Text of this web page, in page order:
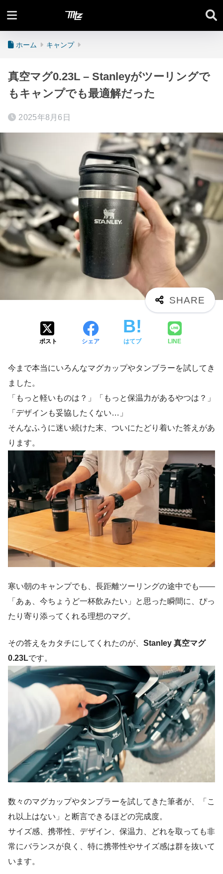
ホーム キャンプ
真空マグ0.23L – Stanleyがツーリングで
もキャンプでも最適解だった
2025年8月6日
ポスト シェア はてブ LINE
今まで本当にいろんなマグカップやタンブラーを試してき
ました。
「もっと軽いものは？」「もっと保温力があるやつは？」
「デザインも妥協したくない…」
そんなふうに迷い続けた末、ついにたどり着いた答えがあ
ります。
寒い朝のキャンプでも、長距離ツーリングの途中でも——
「あぁ、今ちょうど一杯飲みたい」と思った瞬間に、ぴっ
たり寄り添ってくれる理想のマグ。
その答えをカタチにしてくれたのが、 Stanley 真空マグ
0.23Lです。
数々のマグカップやタンブラーを試してきた筆者が、「こ
れ以上はない」と断言できるほどの完成度。
サイズ感、携帯性、デザイン、保温力、どれを取っても非
常にバランスが良く、特に携帯性やサイズ感は群を抜いて
います。